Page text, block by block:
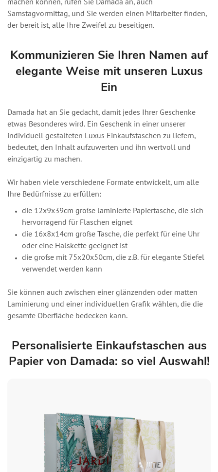
machen können, rufen Sie Damada an, auch
Samstagvormittag, und Sie werden einen Mitarbeiter finden,
der bereit ist, alle Ihre Zweifel zu beseitigen.
Kommunizieren Sie Ihren Namen auf
elegante Weise mit unseren Luxus
Ein
Damada hat an Sie gedacht, damit jedes Ihrer Geschenke
etwas Besonderes wird. Ein Geschenk in einer unserer
individuell gestalteten Luxus Einkaufstaschen zu liefern,
bedeutet, den Inhalt aufzuwerten und ihn wertvoll und
einzigartig zu machen.
Wir haben viele verschiedene Formate entwickelt, um alle
Ihre Bedürfnisse zu erfüllen:
die 12x9x39cm große laminierte Papiertasche, die sich
hervorragend für Flaschen eignet
die 16x8x14cm große Tasche, die perfekt für eine Uhr
oder eine Halskette geeignet ist
die große mit 75x20x50cm, die z.B. für elegante Stiefel
verwendet werden kann
Sie können auch zwischen einer glänzenden oder matten
Laminierung und einer individuellen Grafik wählen, die die
gesamte Oberfläche bedecken kann.
Personalisierte Einkaufstaschen aus
Papier von Damada: so viel Auswahl!